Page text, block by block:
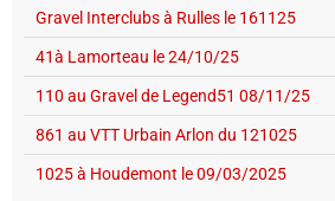
Gravel Interclubs à Rulles le 161125
41à Lamorteau le 24/10/25
110 au Gravel de Legend51 08/11/25
861 au VTT Urbain Arlon du 121025
1025 à Houdemont le 09/03/2025